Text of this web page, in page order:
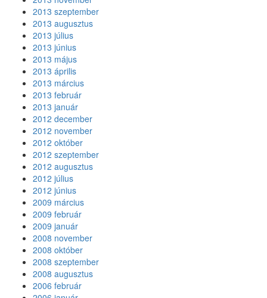
2013 szeptember
2013 augusztus
2013 július
2013 június
2013 május
2013 április
2013 március
2013 február
2013 január
2012 december
2012 november
2012 október
2012 szeptember
2012 augusztus
2012 július
2012 június
2009 március
2009 február
2009 január
2008 november
2008 október
2008 szeptember
2008 augusztus
2006 február